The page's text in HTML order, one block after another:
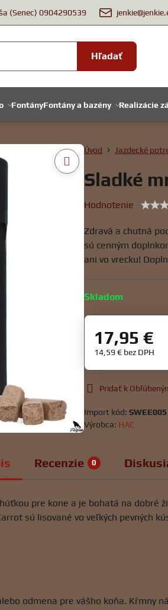
(Senec) 0904290539
Hľadať
FontányFontány a bazény Realizácie
Úvod Jazdecké
Sladké
Hodnotenie
Zdravá a chutná
sú cenným
ani vo vrecku!
Skladom
17,95 €
14,59 € bez DPH
Pridať k
Import kód:SWEE005
Výrobca: HAC
Recenzie 0
pre kone a je bohatá na dobré
sú lisované vo veľkých pevných
odmena pre vášho koňa. Kŕmny